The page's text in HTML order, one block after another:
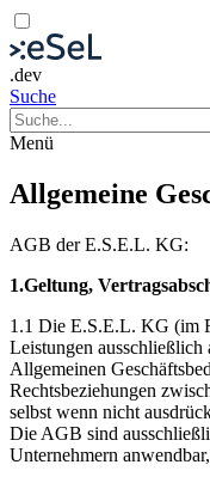
.dev
Suche
Menü
Allgemeine
AGB der E.S.E.L. KG:
1.Geltung,
1.1 Die E.S.E.L. KG (im
Leistungen ausschließlich
Allgemeinen
Rechtsbeziehungen
selbst wenn nicht
Die AGB sind
Unternehmern